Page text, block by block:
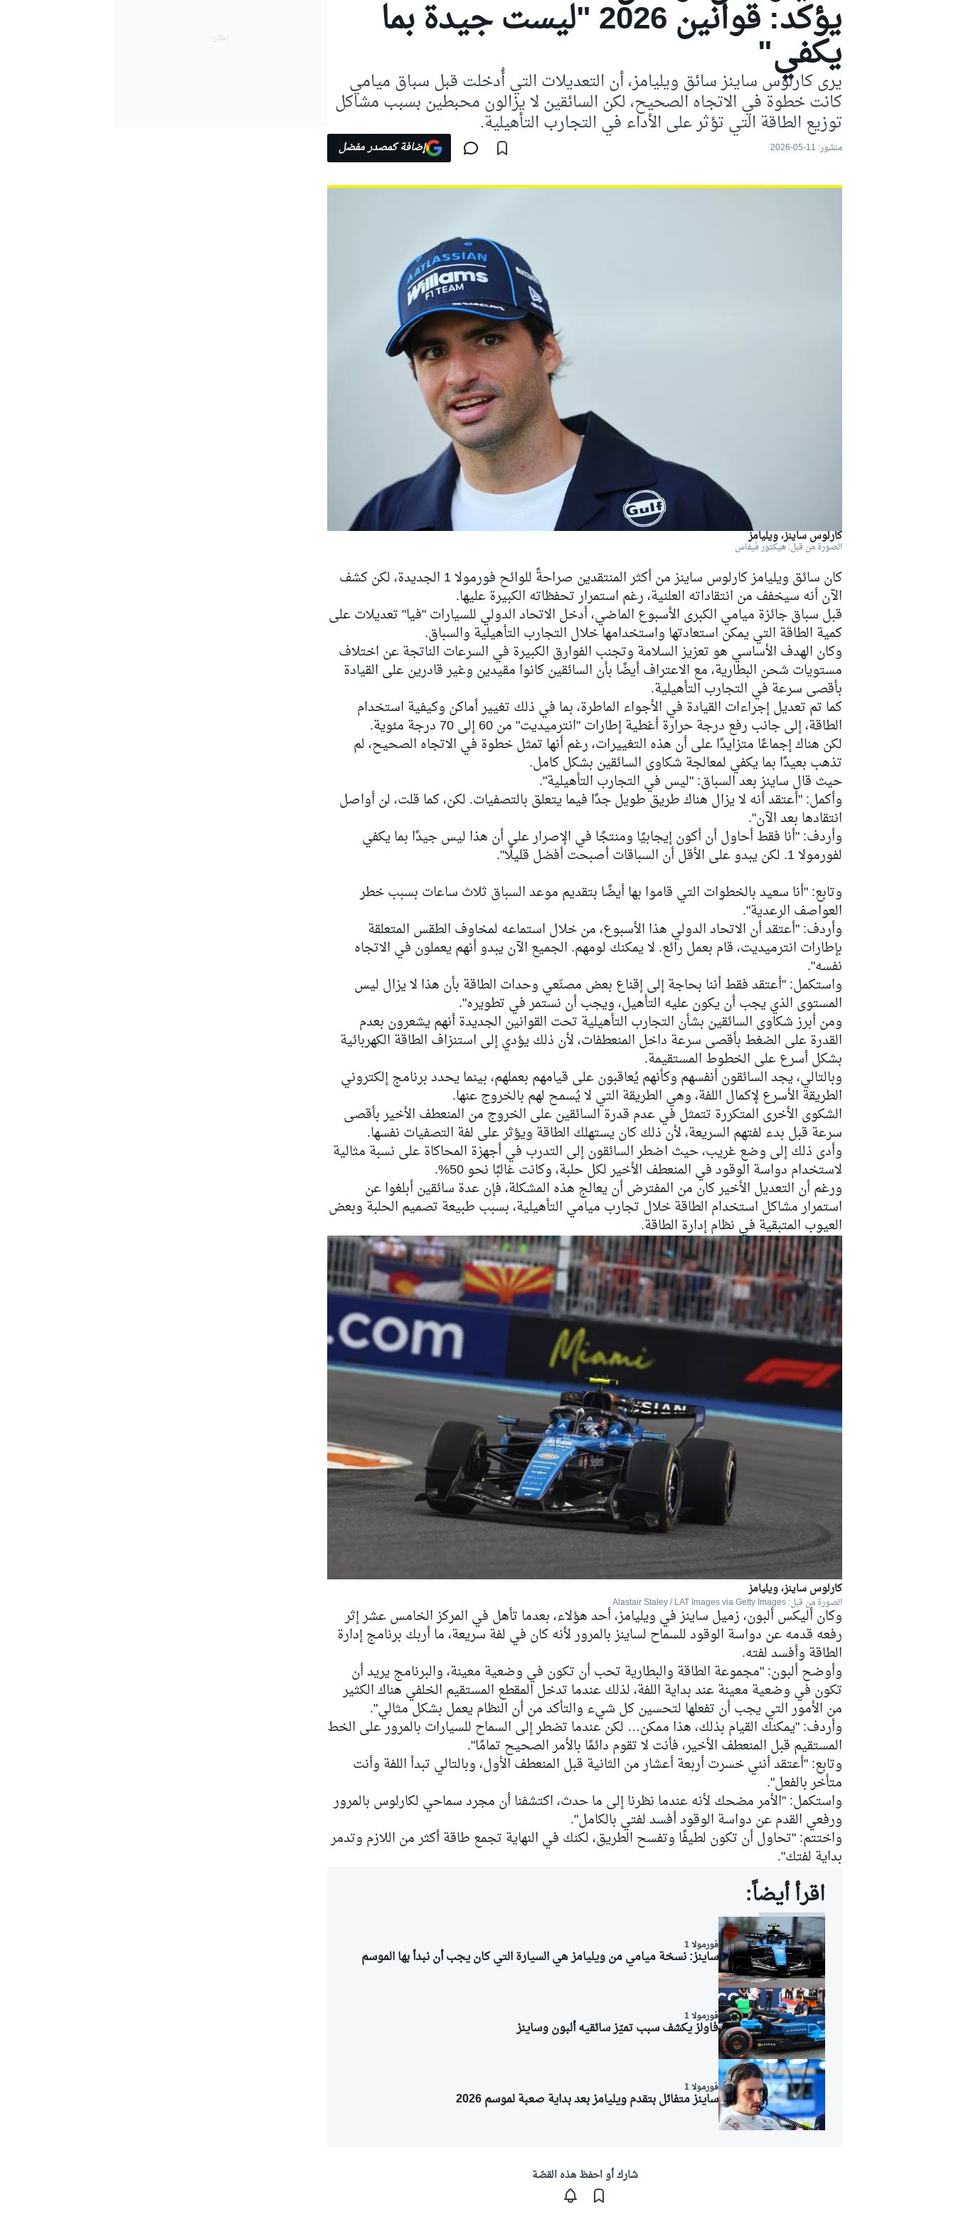
موتو جي بي
سباقات التحمّل
رالي
بطولات أخرى
يؤكد: قوانين 2026 "ليست جيدة بما
يكفي"
يرى كارلوس ساينز سائق ويليامز، أن التعديلات التي أُدخلت قبل سباق ميامي
كانت خطوة في الاتجاه الصحيح، لكن السائقين لا يزالون محبطين بسبب مشاكل
توزيع الطاقة التي تؤثر على الأداء في التجارب التأهيلية.
منشور: 11-05-2026 إضافة كمصدر مفضل
كارلوس ساينز، ويليامز
الصورة من قبل: هيكتور فيفاس
كان سائق ويليامز كارلوس ساينز من أكثر المنتقدين صراحةً للوائح فورمولا 1 الجديدة، لكن كشف
الآن أنه سيخفف من انتقاداته العلنية، رغم استمرار تحفظاته الكبيرة عليها.
قبل سباق جائزة ميامي الكبرى الأسبوع الماضي، أدخل الاتحاد الدولي للسيارات "فيا" تعديلات على
كمية الطاقة التي يمكن استعادتها واستخدامها خلال التجارب التأهيلية والسباق.
وكان الهدف الأساسي هو تعزيز السلامة وتجنب الفوارق الكبيرة في السرعات الناتجة عن اختلاف
مستويات شحن البطارية، مع الاعتراف أيضًا بأن السائقين كانوا مقيدين وغير قادرين على القيادة
بأقصى سرعة في التجارب التأهيلية.
كما تم تعديل إجراءات القيادة في الأجواء الماطرة، بما في ذلك تغيير أماكن وكيفية استخدام
الطاقة، إلى جانب رفع درجة حرارة أغطية إطارات "انترميديت" من 60 إلى 70 درجة مئوية.
لكن هناك إجماعًا متزايدًا على أن هذه التغييرات، رغم أنها تمثل خطوة في الاتجاه الصحيح، لم
تذهب بعيدًا بما يكفي لمعالجة شكاوى السائقين بشكل كامل.
حيث قال ساينز بعد السباق: "ليس في التجارب التأهيلية".
وأكمل: "أعتقد أنه لا يزال هناك طريق طويل جدًا فيما يتعلق بالتصفيات. لكن، كما قلت، لن أواصل
انتقادها بعد الآن".
وأردف: "أنا فقط أحاول أن أكون إيجابيًا ومنتجًا في الإصرار على أن هذا ليس جيدًا بما يكفي
لفورمولا 1. لكن يبدو على الأقل أن السباقات أصبحت أفضل قليلًا".
وتابع: "أنا سعيد بالخطوات التي قاموا بها أيضًا بتقديم موعد السباق ثلاث ساعات بسبب خطر
العواصف الرعدية".
وأردف: "أعتقد أن الاتحاد الدولي هذا الأسبوع، من خلال استماعه لمخاوف الطقس المتعلقة
بإطارات انترميديت، قام بعمل رائع. لا يمكنك لومهم. الجميع الآن يبدو أنهم يعملون في الاتجاه
نفسه".
واستكمل: "أعتقد فقط أننا بحاجة إلى إقناع بعض مصنّعي وحدات الطاقة بأن هذا لا يزال ليس
المستوى الذي يجب أن يكون عليه التأهيل، ويجب أن نستمر في تطويره".
ومن أبرز شكاوى السائقين بشأن التجارب التأهيلية تحت القوانين الجديدة أنهم يشعرون بعدم
القدرة على الضغط بأقصى سرعة داخل المنعطفات، لأن ذلك يؤدي إلى استنزاف الطاقة الكهربائية
بشكل أسرع على الخطوط المستقيمة.
وبالتالي، يجد السائقون أنفسهم وكأنهم يُعاقبون على قيامهم بعملهم، بينما يحدد برنامج إلكتروني
الطريقة الأسرع لإكمال اللفة، وهي الطريقة التي لا يُسمح لهم بالخروج عنها.
الشكوى الأخرى المتكررة تتمثل في عدم قدرة السائقين على الخروج من المنعطف الأخير بأقصى
سرعة قبل بدء لفتهم السريعة، لأن ذلك كان يستهلك الطاقة ويؤثر على لفة التصفيات نفسها.
وأدى ذلك إلى وضع غريب، حيث اضطر السائقون إلى التدرب في أجهزة المحاكاة على نسبة مثالية
لاستخدام دواسة الوقود في المنعطف الأخير لكل حلبة، وكانت غالبًا نحو 50%.
ورغم أن التعديل الأخير كان من المفترض أن يعالج هذه المشكلة، فإن عدة سائقين أبلغوا عن
استمرار مشاكل استخدام الطاقة خلال تجارب ميامي التأهيلية، بسبب طبيعة تصميم الحلبة وبعض
العيوب المتبقية في نظام إدارة الطاقة.
كارلوس ساينز، ويليامز
الصورة من قبل: Alastair Staley / LAT Images via Getty Images
وكان أليكس ألبون، زميل ساينز في ويليامز، أحد هؤلاء، بعدما تأهل في المركز الخامس عشر إثر
رفعه قدمه عن دواسة الوقود للسماح لساينز بالمرور لأنه كان في لفة سريعة، ما أربك برنامج إدارة
الطاقة وأفسد لفته.
وأوضح ألبون: "مجموعة الطاقة والبطارية تحب أن تكون في وضعية معينة، والبرنامج يريد أن
تكون في وضعية معينة عند بداية اللفة، لذلك عندما تدخل المقطع المستقيم الخلفي هناك الكثير
من الأمور التي يجب أن تفعلها لتحسين كل شيء والتأكد من أن النظام يعمل بشكل مثالي".
وأردف: "يمكنك القيام بذلك، هذا ممكن… لكن عندما تضطر إلى السماح للسيارات بالمرور على الخط
المستقيم قبل المنعطف الأخير، فأنت لا تقوم دائمًا بالأمر الصحيح تمامًا".
وتابع: "أعتقد أنني خسرت أربعة أعشار من الثانية قبل المنعطف الأول، وبالتالي تبدأ اللفة وأنت
متأخر بالفعل".
واستكمل: "الأمر مضحك لأنه عندما نظرنا إلى ما حدث، اكتشفنا أن مجرد سماحي لكارلوس بالمرور
ورفعي القدم عن دواسة الوقود أفسد لفتي بالكامل".
واختتم: "تحاول أن تكون لطيفًا وتفسح الطريق، لكنك في النهاية تجمع طاقة أكثر من اللازم وتدمر
بداية لفتك".
اقرأ أيضاً:
فورمولا 1
ساينز: نسخة ميامي من ويليامز هي السيارة التي كان يجب أن نبدأ بها الموسم
فورمولا 1
فاولز يكشف سبب تميّز سائقيه ألبون وساينز
فورمولا 1
ساينز متفائل بتقدم ويليامز بعد بداية صعبة لموسم 2026
شارك أو احفظ هذه القصّة